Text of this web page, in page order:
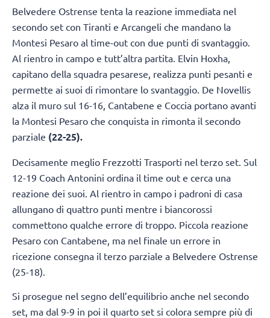
Belvedere Ostrense tenta la reazione immediata nel
secondo set con Tiranti e Arcangeli che mandano la
Montesi Pesaro al time-out con due punti di svantaggio.
Al rientro in campo e tutt’altra partita. Elvin Hoxha,
capitano della squadra pesarese, realizza punti pesanti e
permette ai suoi di rimontare lo svantaggio. De Novellis
alza il muro sul 16-16, Cantabene e Coccia portano avanti
la Montesi Pesaro che conquista in rimonta il secondo
parziale (22-25).
Decisamente meglio Frezzotti Trasporti nel terzo set. Sul
12-19 Coach Antonini ordina il time out e cerca una
reazione dei suoi. Al rientro in campo i padroni di casa
allungano di quattro punti mentre i biancorossi
commettono qualche errore di troppo. Piccola reazione
Pesaro con Cantabene, ma nel finale un errore in
ricezione consegna il terzo parziale a Belvedere Ostrense
(25-18).
Si prosegue nel segno dell’equilibrio anche nel secondo
set, ma dal 9-9 in poi il quarto set si colora sempre più di